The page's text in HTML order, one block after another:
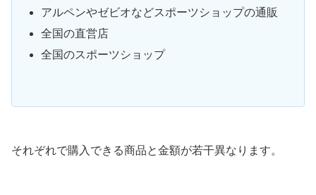
アルペンやゼビオなどスポーツショップの通販
全国の直営店
全国のスポーツショップ
それぞれで購入できる商品と金額が若干異なります。